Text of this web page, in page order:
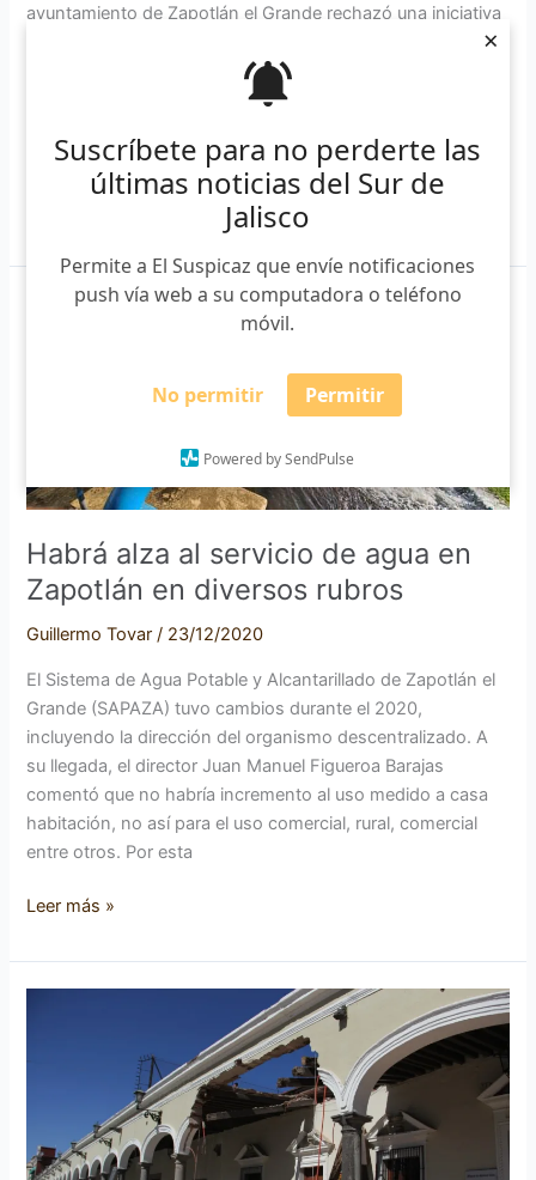
Suscríbete para no perderte las
últimas noticias del Sur de
Jalisco
Permite a El Suspicaz que envíe notificaciones
push vía web a su computadora o teléfono
móvil.
No permitir Permitir
Powered by SendPulse
×
ayuntamiento de Zapotlán el Grande rechazó una iniciativa
para que el coordinador general de servicios municipales
compareciera ante el pleno. El origen era que esclareciera
asuntos relacionados a la concesión del alumbrado
iniciativa, mencionó que una de las razones
Habrá alza al servicio de agua en
Zapotlán en diversos rubros
Guillermo Tovar/ 23/12/2020
El Sistema de Agua Potable y Alcantarillado de Zapotlán el
Grande (SAPAZA) tuvo cambios durante el 2020,
incluyendo la dirección del organismo descentralizado. A
su llegada, el director Juan Manuel Figueroa Barajas
comentó que no habría incremento al uso medido a casa
habitación, no así para el uso comercial, rural, comercial
entre otros. Por esta
Zapotlán
diversos
rubros
Leer más »
económicamente
por
accidente